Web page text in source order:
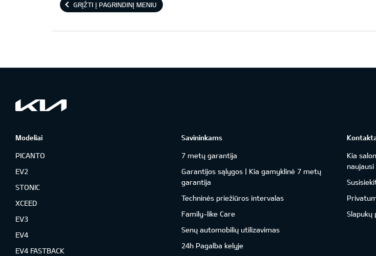
GRĮŽTI Į PAGRINDINĮ MENIU
Modeliai
PICANTO
EV2
STONIC
XCEED
EV3
EV4
EV4 FASTBACK
Savininkams
7 metų garantija
Garantijos sąlygos | Kia gamyklinė 7 metų
garantija
Techninės priežiūros intervalas
Family-like Care
Senų automobilių utilizavimas
24h Pagalba kelyje
Kia
Slapukų